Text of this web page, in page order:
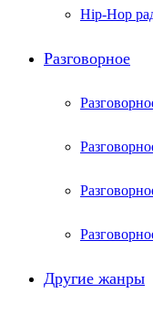
Hip-Hop
Разговорное
Другие жанры